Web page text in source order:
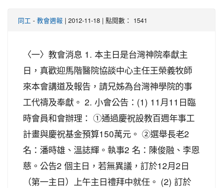
同工 - 教會週報 | 2012-11-18 | 點閱數： 1541
〈一〉教會消息 1. 本主日是台灣神院奉獻主
日，真歡迎馬階醫院協談中心主任王榮義牧師
來本會講道及報告，請兄姊為台灣神學院的事
工代禱及奉獻。 2. 小會公告：(1) 11月11日臨
時會員和會辦理： ①通過慶祝設教百週年事工
計畫與慶祝基金預算150萬元。 ②選舉長老2
名：潘時雄、溫誌輝。執事2 名：陳俊融、李恩
慈。公告2 個主日，若無異議，訂於12月2日
（第一主日）上午主日禮拜中就任。 (2) 訂於